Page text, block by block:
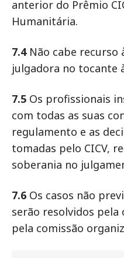
anterior do Prêmio
Humanitária.
7.4Não cabe recurso
julgadora no tocante
7.5 Os profissionais
com todas as suas
regulamento e as
tomadas pelo CICV,
soberania no
7.6 Os casos não
serão resolvidos pela
pela comissão